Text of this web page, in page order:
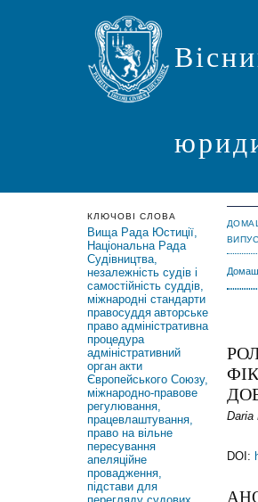
КЛЮЧОВІ СЛОВА
Вища Рада Юстиції,
Національна Рада
Судівництва,
незалежність судів і
самостійність суддів,
міжнародні стандарти
правосуддя авторське
право адміністративна
процедура
адміністративний
орган акти
Європейського Союзу,
міжнародно-правове
регулювання,
працевлаштування,
право на вільне
пересування
апеляційне
провадження,
підстави для
Daria
DOI: